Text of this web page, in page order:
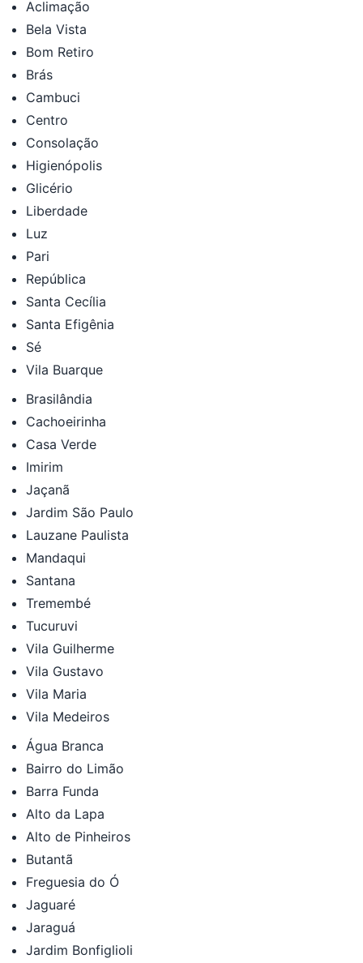
Aclimação
Bela Vista
Bom Retiro
Brás
Cambuci
Centro
Consolação
Higienópolis
Glicério
Liberdade
Luz
Pari
República
Santa Cecília
Santa Efigênia
Sé
Vila Buarque
Brasilândia
Cachoeirinha
Casa Verde
Imirim
Jaçanã
Jardim São Paulo
Lauzane Paulista
Mandaqui
Santana
Tremembé
Tucuruvi
Vila Guilherme
Vila Gustavo
Vila Maria
Vila Medeiros
Água Branca
Bairro do Limão
Barra Funda
Alto da Lapa
Alto de Pinheiros
Butantã
Freguesia do Ó
Jaguaré
Jaraguá
Jardim Bonfiglioli